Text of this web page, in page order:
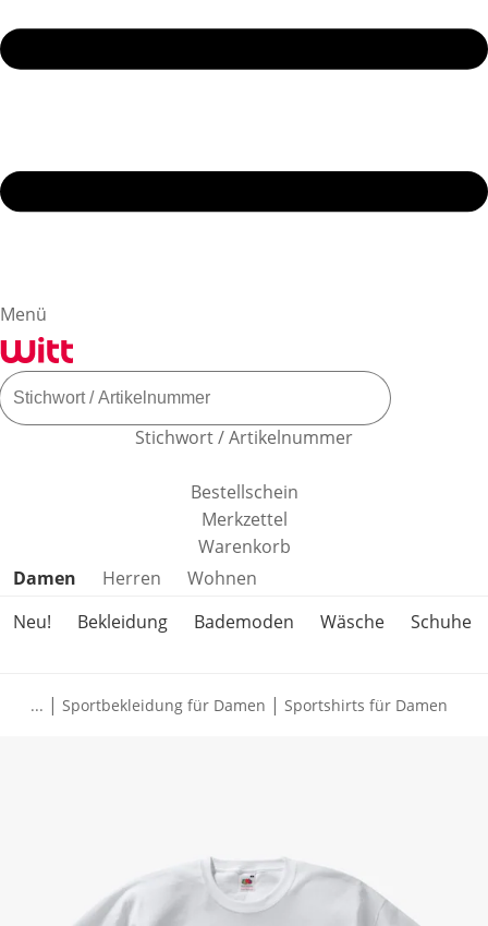
Menü
Stichwort / Artikelnummer
Bestellschein
Merkzettel
Warenkorb
Produktkategorien überspringen
Damen Herren
Wohnen
Neu!
Bekleidung Bademoden Wäsche Schuhe
... | Sportbekleidung für Damen | Sportshirts für Damen